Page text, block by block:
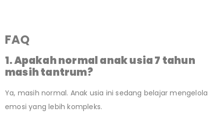
FAQ
1. Apakah normal anak usia 7 tahun
masih tantrum?
Ya, masih normal. Anak usia ini sedang belajar mengelola
emosi yang lebih kompleks.